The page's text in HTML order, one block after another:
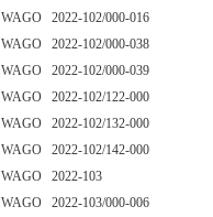
WAGO 2022-102/000-016
WAGO 2022-102/000-038
WAGO 2022-102/000-039
WAGO 2022-102/122-000
WAGO 2022-102/132-000
WAGO 2022-102/142-000
WAGO 2022-103
WAGO 2022-103/000-006